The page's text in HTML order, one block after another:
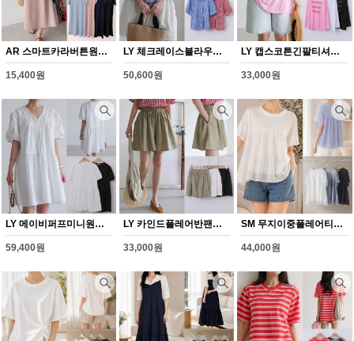
AR 스마트카라버튼원피스(Y370H608)
15,400원
LY 체크레이스블라우스(Y363H608)
50,600원
LY 캡스코튼긴팔티셔츠(Y362H608)
33,000원
LY 메이비퍼프미니원피스(Y364H608)
59,400원
LY 카인드플레어반팬츠(Y365H608)
33,000원
SM 무지이중플레어티셔츠(Y366H608)
44,000원